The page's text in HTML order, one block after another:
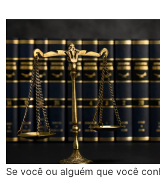
Se você ou alguém que você